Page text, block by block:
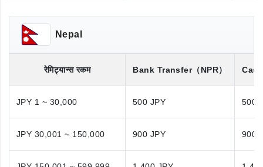
Nepal
रेमिट्यान्स रकम Bank Transfer（NPR）
JPY 1 ~ 30,000 500 JPY 500
JPY 30,001 ~ 150,000 900 JPY 900